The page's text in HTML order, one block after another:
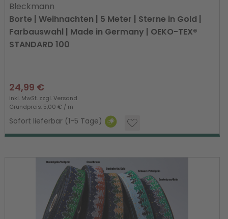
Bleckmann
Borte | Weihnachten | 5 Meter | Sterne in Gold |
Farbauswahl | Made in Germany | OEKO-TEX®
STANDARD 100
24,99 €
inkl. MwSt. zzgl.Versand
Grundpreis: 5,00 € / m
Sofort lieferbar (1-5 Tage)